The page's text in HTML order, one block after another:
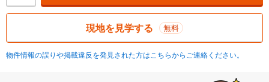
現地を見学する 無料
物件情報の誤りや掲載違反を発見された方はこちらからご連絡ください。